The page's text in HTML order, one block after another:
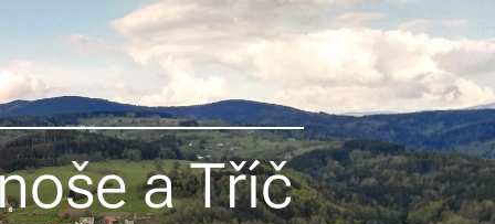
a Tříč